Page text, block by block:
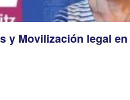
y Movilización legal